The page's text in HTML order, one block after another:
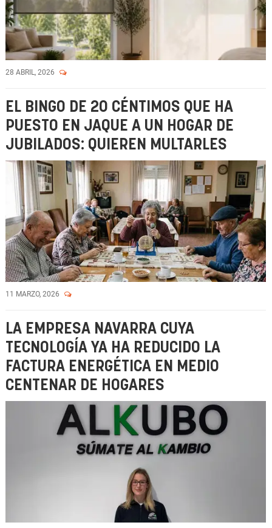
28 ABRIL, 2026
EL BINGO DE 20 CÉNTIMOS QUE HA
PUESTO EN JAQUE A UN HOGAR DE
JUBILADOS: QUIEREN MULTARLES
11 MARZO, 2026
LA EMPRESA NAVARRA CUYA
TECNOLOGÍA YA HA REDUCIDO LA
FACTURA ENERGÉTICA EN MEDIO
CENTENAR DE HOGARES